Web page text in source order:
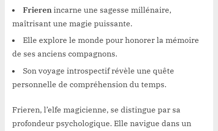
Frieren incarne une sagesse millénaire,
maîtrisant une magie puissante.
Elle explore le monde pour honorer la mémoire
de ses anciens compagnons.
Son voyage introspectif révèle une quête
personnelle de compréhension du temps.
Frieren, l’elfe magicienne, se distingue par sa
profondeur psychologique. Elle navigue dans un